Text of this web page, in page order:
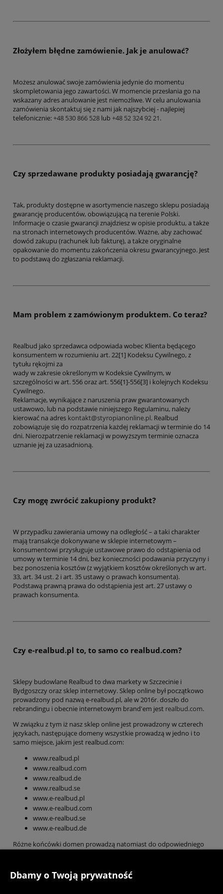
Złożyłem błędne zamówienie. Jak je anulować?
Możesz anulować swoje zamówienia jedynie do momentu
skompletowania jego zawartości. W momencie przesłania go na
wskazany adres anulowanie jest niemożliwe. W celu anulowania
zamówienia skontaktuj się z nami jak najszybciej - najlepiej
telefonicznie:+48 530 866 528 lub+48 52 324 92 21.
Czy sprzedawane produkty posiadają gwarancję?
Tak, produkty dostępne w asortymencie naszego sklepu posiadają
gwarancję producentów, obowiązującą na terenie Polski.
Informacje o czasie gwarancji znajdziesz w opisie produktu, a także
na stronach internetowych producentów. Ważne, aby zachować
dowód zakupu (rachunek lub fakturę), a także oryginalne
opakowanie do momentu zakończenia okresu gwarancyjnego. Jest
to podstawą do zgłaszania reklamacji.
Mam problem z zamówionym produktem. Co teraz?
Realbud jako sprzedawca odpowiada wobec Klienta będącego
konsumentem w rozumieniu art. 22[1] Kodeksu Cywilnego, z
tytułu rękojmi za
wady w zakresie określonym w Kodeksie Cywilnym, w
szczególności w art. 556 oraz art. 556[1]-556[3] i kolejnych Kodeksu
Cywilnego.
Reklamacje, wynikające z naruszenia praw gwarantowanych
ustawowo, lub na podstawie niniejszego Regulaminu, należy
kierować na adres kontakt@styropianonline.pl. Realbud
zobowiązuje się do rozpatrzenia każdej reklamacji w terminie do 14
dni. Nierozpatrzenie reklamacji w powyższym terminie oznacza
uznanie jej za uzasadnioną.
Czy mogę zwrócić zakupiony produkt?
W przypadku zawierania umowy na odległość – a taki charakter
mają transakcje dokonywane w sklepie internetowym –
konsumentowi przysługuje ustawowe prawo do odstąpienia od
umowy w terminie 14 dni, bez konieczności podawania przyczyny i
bez ponoszenia kosztów (z wyjątkiem kosztów określonych w art.
33, art. 34 ust. 2 i art. 35 ustawy o prawach konsumenta).
Podstawą prawną prawa do odstąpienia jest art. 27 ustawy o
prawach konsumenta.
Czy e-realbud.pl to, to samo co realbud.com?
Sklepy budowlane Realbud to dwa markety w Szczecinie i
Bydgoszczy oraz sklep internetowy. Sklep online był początkowo
prowadzony pod nazwą e-realbud.pl, ale w 2016r. doszło do
rebrandingu i obecnie internetowym brand'em jest realbud.com.
W związku z tym iż nasz sklep online jest prowadzony w czterech
językach, następujące domeny wszystkie prowadzą w jedno i to
samo miejsce, jakim jest realbud.com:
www.realbud.pl
www.realbud.com
www.realbud.de
www.realbud.se
www.e-realbud.pl
www.e-realbud.com
www.e-realbud.se
www.e-realbud.de
Różne końcówki domen prowadzą natomiast do odpowiedniego
Styropianonline.pl
Dbamy o Twoją prywatność